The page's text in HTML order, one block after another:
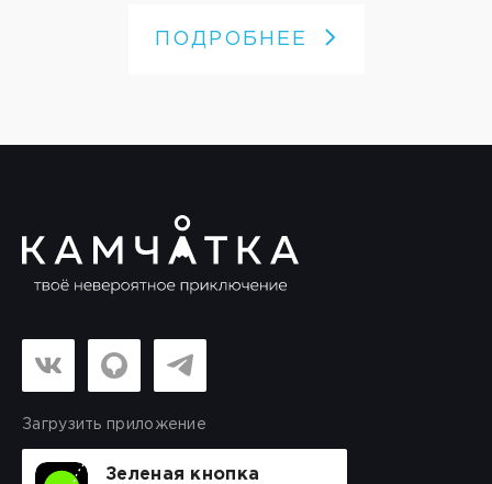
ПОДРОБНЕЕ
Загрузить приложение
Зеленая кнопка